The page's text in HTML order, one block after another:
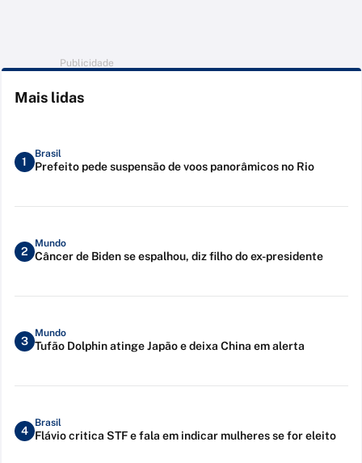
Publicidade
Mais lidas
1
Brasil
Prefeito pede suspensão de voos panorâmicos no Rio
2
Mundo
Câncer de Biden se espalhou, diz filho do ex-presidente
3
Mundo
Tufão Dolphin atinge Japão e deixa China em alerta
4
Brasil
Flávio critica STF e fala em indicar mulheres se for eleito